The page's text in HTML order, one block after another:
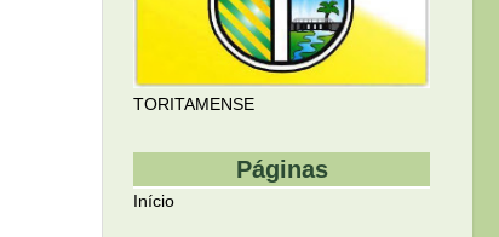
TORITAMENSE
Páginas
Início